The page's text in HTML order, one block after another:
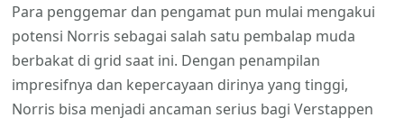
Para penggemar dan pengamat pun mulai mengakui
potensi Norris sebagai salah satu pembalap muda
berbakat di grid saat ini. Dengan penampilan
impresifnya dan kepercayaan dirinya yang tinggi,
Norris bisa menjadi ancaman serius bagi Verstappen